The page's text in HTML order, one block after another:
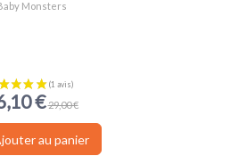
Monsters
€ 29,00 €
au panier